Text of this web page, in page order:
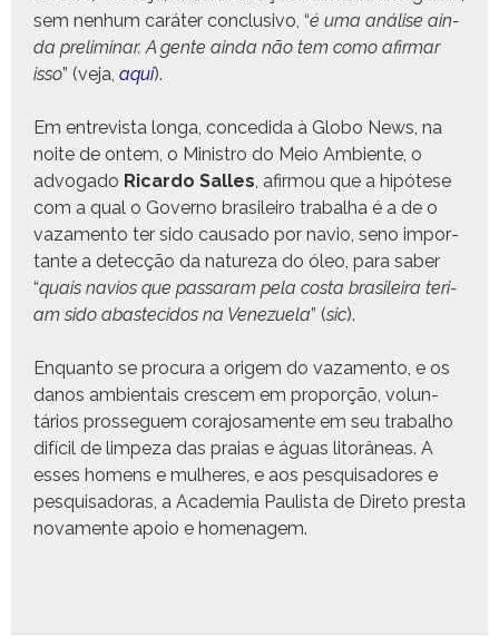
sem nen­hum caráter con­clu­si­vo, “é uma análise ain­
da pre­lim­i­nar. A gente ain­da não tem como afir­mar
isso” (veja, aqui).
Em entre­vista lon­ga, con­ce­di­da à Globo News, na
noite de ontem, o Min­istro do Meio Ambi­ente, o
advo­ga­do Ricar­do Salles, afir­mou que a hipótese
com a qual o Gov­er­no brasileiro tra­bal­ha é a de o
vaza­men­to ter sido cau­sa­do por navio, seno impor­
tante a detecção da natureza do óleo, para saber
“quais navios que pas­saram pela cos­ta brasileira teri­
am sido abaste­ci­dos na Venezuela” (sic).
Enquan­to se procu­ra a origem do vaza­men­to, e os
danos ambi­en­tais crescem em pro­porção, vol­un­
tários prosseguem cora­josa­mente em seu tra­bal­ho
difí­cil de limpeza das pra­ias e águas litorâneas. A
ess­es home­ns e mul­heres, e aos pesquisadores e
pesquisado­ras, a Acad­e­mia Paulista de Dire­to pres­ta
nova­mente apoio e homenagem.